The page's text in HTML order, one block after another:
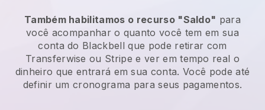
Também habilitamos o recurso "Saldo" para
você acompanhar o quanto você tem em sua
conta do Blackbell que pode retirar com
Transferwise ou Stripe e ver em tempo real o
dinheiro que entrará em sua conta. Você pode até
definir um cronograma para seus pagamentos.